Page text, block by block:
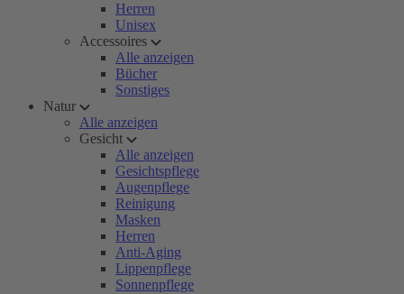
Herren
Unisex
Accessoires
Alle anzeigen
Bücher
Sonstiges
Natur
Alle anzeigen
Gesicht
Alle anzeigen
Gesichtspflege
Augenpflege
Reinigung
Masken
Herren
Anti-Aging
Lippenpflege
Sonnenpflege